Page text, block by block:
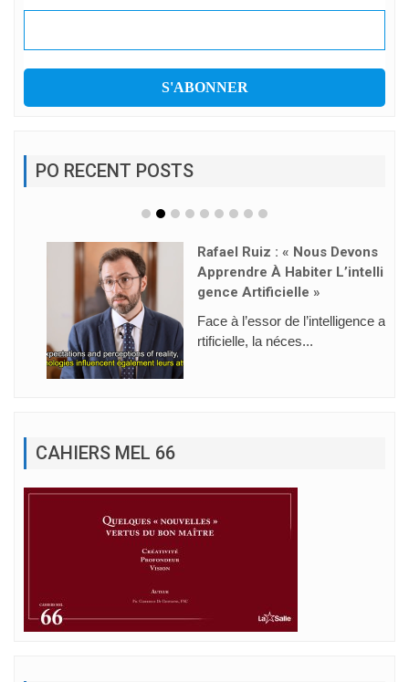
PO RECENT POSTS
Rafael Ruiz : « Nous Devons
Apprendre À Habiter L’intelli
Gence Artificielle »
Face à l’essor de l’intelligence a
rtificielle, la néces...
CAHIERS MEL 66